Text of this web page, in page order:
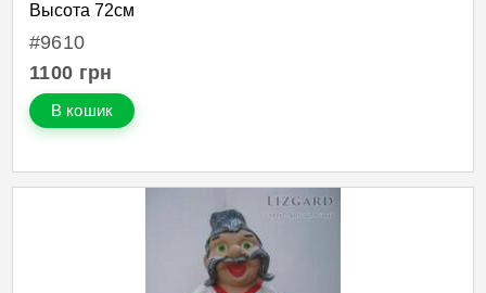
Высота 72см
#9610
1100 грн
В кошик